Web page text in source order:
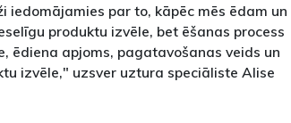
iedomājamies par to, kāpēc mēs ēdam un
produktu izvēle, bet ēšanas process
ēdiena apjoms, pagatavošanas veids un
izvēle," uzsver uztura speciāliste Alise